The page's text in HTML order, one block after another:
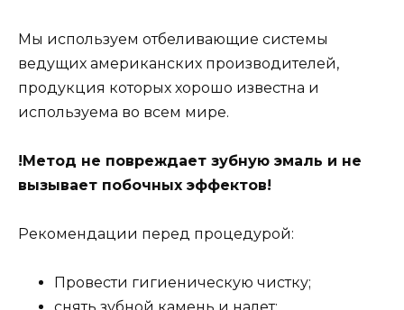
Мы используем отбеливающие системы
ведущих американских производителей,
продукция которых хорошо известна и
используема во всем мире.
!Метод не повреждает зубную эмаль и не
вызывает побочных эффектов!
Рекомендации перед процедурой:
Провести гигиеническую чистку;